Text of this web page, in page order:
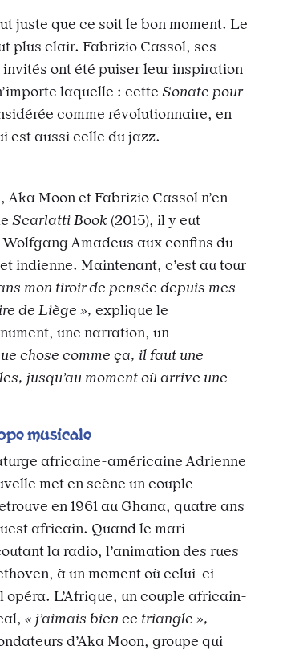
juste que ce soit le bon moment. Le
plus clair. Fabrizio Cassol, ses
ont été puiser leur inspiration
laquelle : cette Sonate pour
comme révolutionnaire, en
est aussi celle du jazz.
Moon et Fabrizio Cassol n’en
Scarlatti Book (2015), il y eut
Wolfgang Amadeus aux confins du
indienne. Maintenant, c’est au tour
mon tiroir de pensée depuis mes
de Liège », explique le
une narration, un
chose comme ça, il faut une
jusqu’au moment où arrive une
musicale
africaine-américaine Adrienne
met en scène un couple
en 1961 au Ghana, quatre ans
africain. Quand le mari
la radio, l’animation des rues
à un moment où celui-ci
opéra. L’Afrique, un couple africain-
« j’aimais bien ce triangle »,
d’Aka Moon, groupe qui